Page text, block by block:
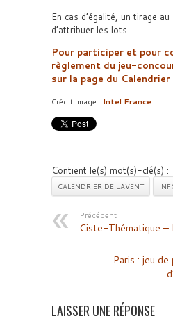
En cas d’égalité, un tirage
d’attribuer les lots.
Pour participer et pour
règlement du jeu-
sur la page du
Crédit image : Intel France
Contient le(s) mot(s)-clé(s) :
CALENDRIER DE L'AVENT
Précédent :
Ciste-Thématique
Paris : jeu de
LAISSER UNE RÉPONSE